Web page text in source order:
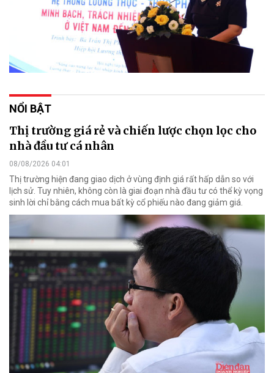
NỔI BẬT
Thị trường giá rẻ và chiến lược chọn lọc cho
nhà đầu tư cá nhân
08/08/2026 04:01
Thị trường hiện đang giao dịch ở vùng định giá rất hấp dẫn so với
lịch sử. Tuy nhiên, không còn là giai đoạn nhà đầu tư có thể kỳ vọng
sinh lời chỉ bằng cách mua bất kỳ cổ phiếu nào đang giảm giá.